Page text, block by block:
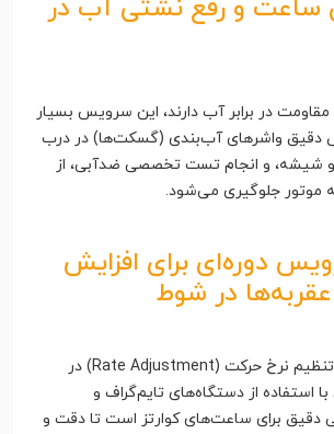
و رفع نشتی آب در
در برابر آب دارند، این سرویس بسیار
دقیق واشرهای آب‌بندی (گسکت‌ها) در درب
شیشه، و انجام تست تخصصی ضدآبی، از
موتور جلوگیری می‌شود.
دوره‌ای برای افزایش
در شوط
این سرویس شامل تنظیم نرخ حرکت (Rate Adjustment) در
استفاده از دستگاه‌های تایم‌گراف و
دقیق برای ساعت‌های کوارتز است تا دقت و